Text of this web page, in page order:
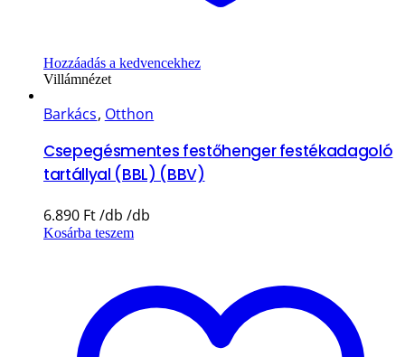
Hozzáadás a kedvencekhez
Villámnézet
Barkács, Otthon
Csepegésmentes festőhenger festékadagoló
tartállyal (BBL) (BBV)
6.890 Ft
Kosárba teszem